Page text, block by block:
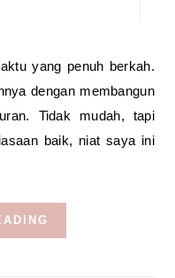
yang penuh berkah.
dengan membangun
Tidak mudah, tapi
baik, niat saya ini